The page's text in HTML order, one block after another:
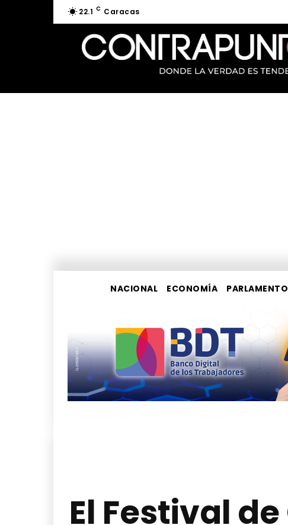
22.1 C Caracas
NACIONAL ECONOMÍA PARLAMENTO
El Festival